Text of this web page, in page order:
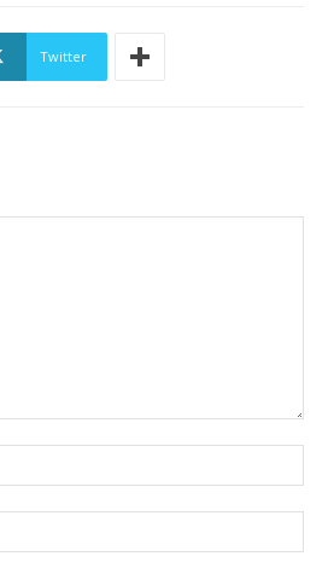
Twitter